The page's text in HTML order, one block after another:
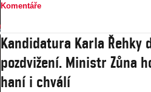
Komentáře
Kandidatura Karla Řehky
pozdvižení. Ministr Zůna
haní i chválí